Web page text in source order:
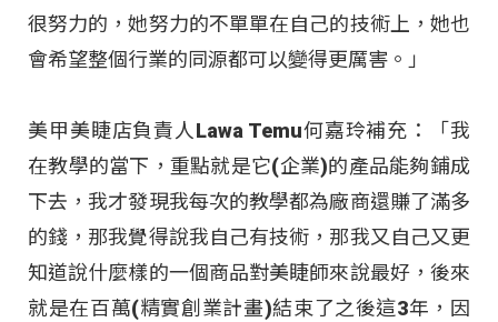
很努力的，她努力的不單單在自己的技術上，她也
會希望整個行業的同源都可以變得更厲害。」
美甲美睫店負責人Lawa Temu何嘉玲補充：「我
在教學的當下，重點就是它(企業)的產品能夠鋪成
下去，我才發現我每次的教學都為廠商還賺了滿多
的錢，那我覺得說我自己有技術，那我又自己又更
知道說什麼樣的一個商品對美睫師來說最好，後來
就是在百萬(精實創業計畫)結束了之後這3年，因